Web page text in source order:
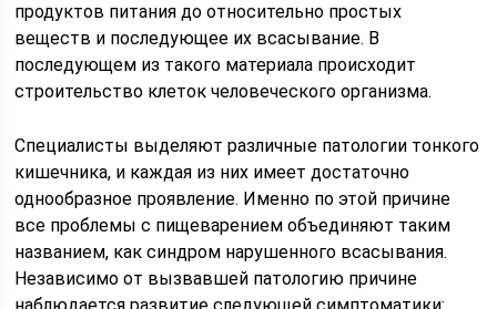
продуктов питания до относительно простых
веществ и последующее их всасывание. В
последующем из такого материала происходит
строительство клеток человеческого организма.
Специалисты выделяют различные патологии тонкого
кишечника, и каждая из них имеет достаточно
однообразное проявление. Именно по этой причине
все проблемы с пищеварением объединяют таким
названием, как синдром нарушенного всасывания.
Независимо от вызвавшей патологию причине